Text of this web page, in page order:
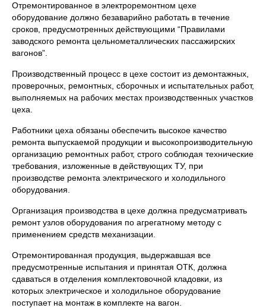
Отремонтированное в электроремонтном цехе
оборудование должно безаварийно работать в течение
сроков, предусмотренных действующими “Правилами
заводского ремонта цельнометаллических пассажирских
вагонов”.
Производственный процесс в цехе состоит из демонтажных,
проверочных, ремонтных, сборочных и испытательных работ,
выполняемых на рабочих местах производственных участков
цеха.
Работники цеха обязаны обеспечить высокое качество
ремонта выпускаемой продукции и высокопроизводительную
организацию ремонтных работ, строго соблюдая технические
требования, изложенные в действующих ТУ, при
производстве ремонта электрического и холодильного
оборудования.
Организация производства в цехе должна предусматривать
ремонт узлов оборудования по агрегатному методу с
применением средств механизации.
Отремонтированная продукция, выдержавшая все
предусмотренные испытания и принятая ОТК, должна
сдаваться в отделения комплектовочной кладовки, из
которых электрическое и холодильное оборудование
поступает на монтаж в комплекте на вагон.